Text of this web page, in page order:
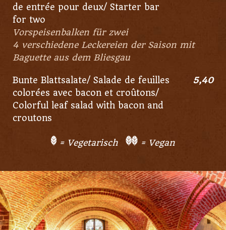
de entrée pour deux/ Starter bar
for two
Vorspeisenbalken für zwei
4 verschiedene Leckereien der Saison mit
Baguette aus dem Bliesgau
Bunte Blattsalate/ Salade de feuilles
colorées avec bacon et croûtons/
Colorful leaf salad with bacon and
croutons
5,40
= Vegetarisch = Vegan